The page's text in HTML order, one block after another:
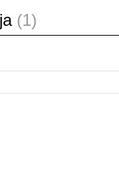
(1)